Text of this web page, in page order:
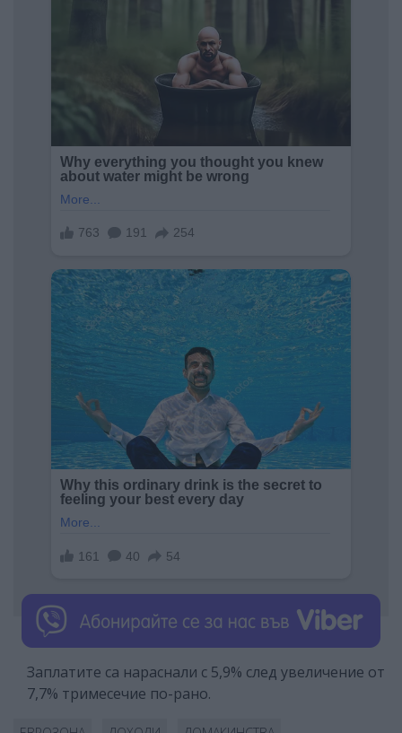
Заплатите са нараснали с 5,9% след увеличение от
7,7% тримесечие по-рано.